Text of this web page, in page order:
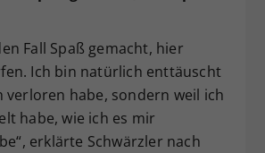
Fall Spaß gemacht, hier
Ich bin natürlich enttäuscht
verloren habe, sondern weil ich
habe, wie ich es mir
erklärte Schwärzler nach